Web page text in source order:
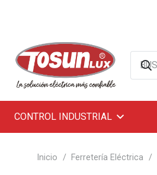
CONTROL INDUSTRIAL
Inicio / Ferretería Eléctrica /